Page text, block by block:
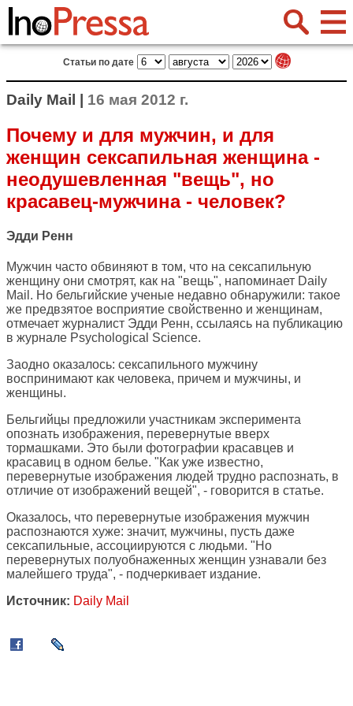
Статьи по дате
Daily Mail | 16 мая 2012 г.
Почему и для мужчин, и для
женщин сексапильная женщина -
неодушевленная "вещь", но
красавец-мужчина - человек?
Эдди Ренн
Мужчин часто обвиняют в том, что на сексапильную
женщину они смотрят, как на "вещь", напоминает Daily
Mail . Но бельгийские ученые недавно обнаружили: такое
же предвзятое восприятие свойственно и женщинам,
отмечает журналист Эдди Ренн, ссылаясь на публикацию
в журнале Psychological Science.
Заодно оказалось: сексапильного мужчину
воспринимают как человека, причем и мужчины, и
женщины.
Бельгийцы предложили участникам эксперимента
опознать изображения, перевернутые вверх
тормашками. Это были фотографии красавцев и
красавиц в одном белье. "Как уже известно,
перевернутые изображения людей трудно распознать, в
отличие от изображений вещей", - говорится в статье.
Оказалось, что перевернутые изображения мужчин
распознаются хуже: значит, мужчины, пусть даже
сексапильные, ассоциируются с людьми. "Но
перевернутых полуобнаженных женщин узнавали без
малейшего труда", - подчеркивает издание.
Источник: Daily Mail